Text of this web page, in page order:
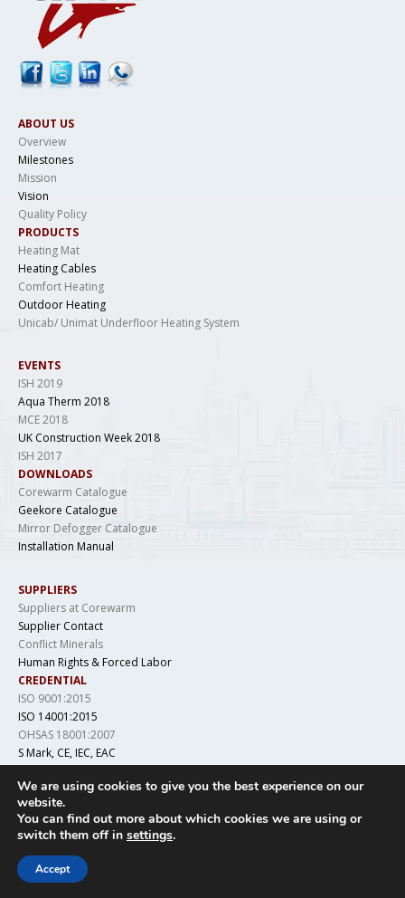
ABOUT US
Overview
Milestones
Mission
Vision
Quality Policy
PRODUCTS
Heating Mat
Heating Cables
Comfort Heating
Outdoor Heating
Unicab/ Unimat Underfloor Heating System
EVENTS
ISH 2019
Aqua Therm 2018
MCE 2018
UK Construction Week 2018
ISH 2017
DOWNLOADS
Corewarm Catalogue
Geekore Catalogue
Mirror Defogger Catalogue
Installation Manual
SUPPLIERS
Suppliers at Corewarm
Supplier Contact
Conflict Minerals
Human Rights & Forced Labor
CREDENTIAL
ISO 9001:2015
ISO 14001:2015
OHSAS 18001:2007
S Mark, CE, IEC, EAC
Copyright © 2019 Geekore. All Rights Reserved
We are using cookies to give you the best experience on our
website.
You can find out more about which cookies we are using or
switch them off in settings.
Accept